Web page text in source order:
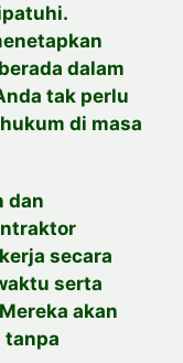
dalam
tak perlu
di masa
dan
secara
serta
akan
tanpa